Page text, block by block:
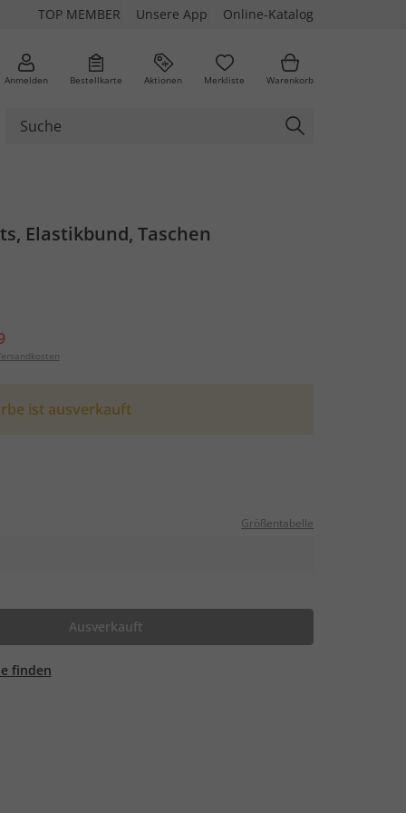
TOP MEMBER Unsere App Online-Katalog
Anmelden Bestellkarte Aktionen Merkliste Warenkorb
Elastikbund, Taschen
ist ausverkauft
Größentabelle
Ausverkauft
finden